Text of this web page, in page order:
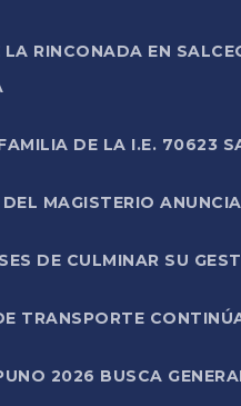
LA RINCONADA EN
DE LA I.E. 70623
DEL MAGISTERIO
DE CULMINAR SU
TRANSPORTE
2026 BUSCA